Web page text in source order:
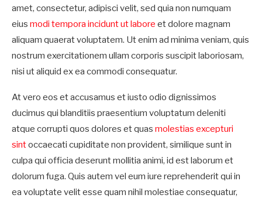
amet, consectetur, adipisci velit, sed quia non numquam
eius modi tempora incidunt ut labore et dolore magnam
aliquam quaerat voluptatem. Ut enim ad minima veniam, quis
nostrum exercitationem ullam corporis suscipit laboriosam,
nisi ut aliquid ex ea commodi consequatur.
At vero eos et accusamus et iusto odio dignissimos
ducimus qui blanditiis praesentium voluptatum deleniti
atque corrupti quos dolores et quas molestias excepturi
sintoccaecati cupiditate non provident, similique sunt in
culpa qui officia deserunt mollitia animi, id est laborum et
dolorum fuga. Quis autem vel eum iure reprehenderit qui in
ea voluptate velit esse quam nihil molestiae consequatur,